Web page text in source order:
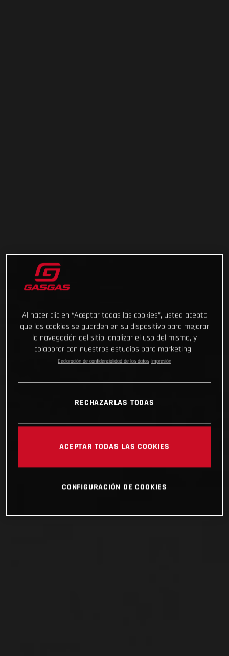
Al hacer clic en “Aceptar todas las cookies”, usted acepta
que las cookies se guarden en su dispositivo para mejorar
la navegación del sitio, analizar el uso del mismo, y
colaborar con nuestros estudios para marketing.
Declaración de confidencialidad de los datos Impresión
RECHAZARLAS TODAS
ACEPTAR TODAS LAS COOKIES
CONFIGURACIÓN DE COOKIES